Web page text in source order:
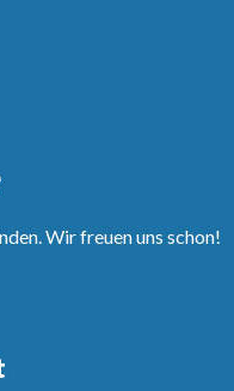
Wir freuen uns schon!